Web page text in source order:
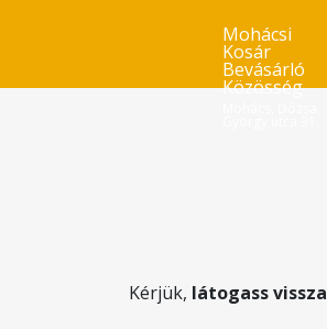
Mohácsi
Kosár
Bevásárló
Közösség
Kérjük, látogass vissza